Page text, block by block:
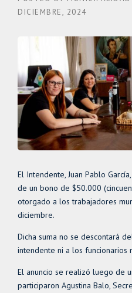
DICIEMBRE, 2024
El Intendente, Juan Pablo
de un bono de $50.000
otorgado a los trabajadores
diciembre.
Dicha suma no se descontará
intendente ni a los funcionarios
El anuncio se realizó luego de
participaron Agustina Balo,